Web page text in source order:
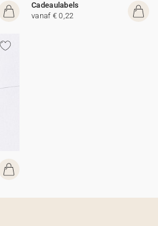
Cadeaulabels
vanaf € 0,22